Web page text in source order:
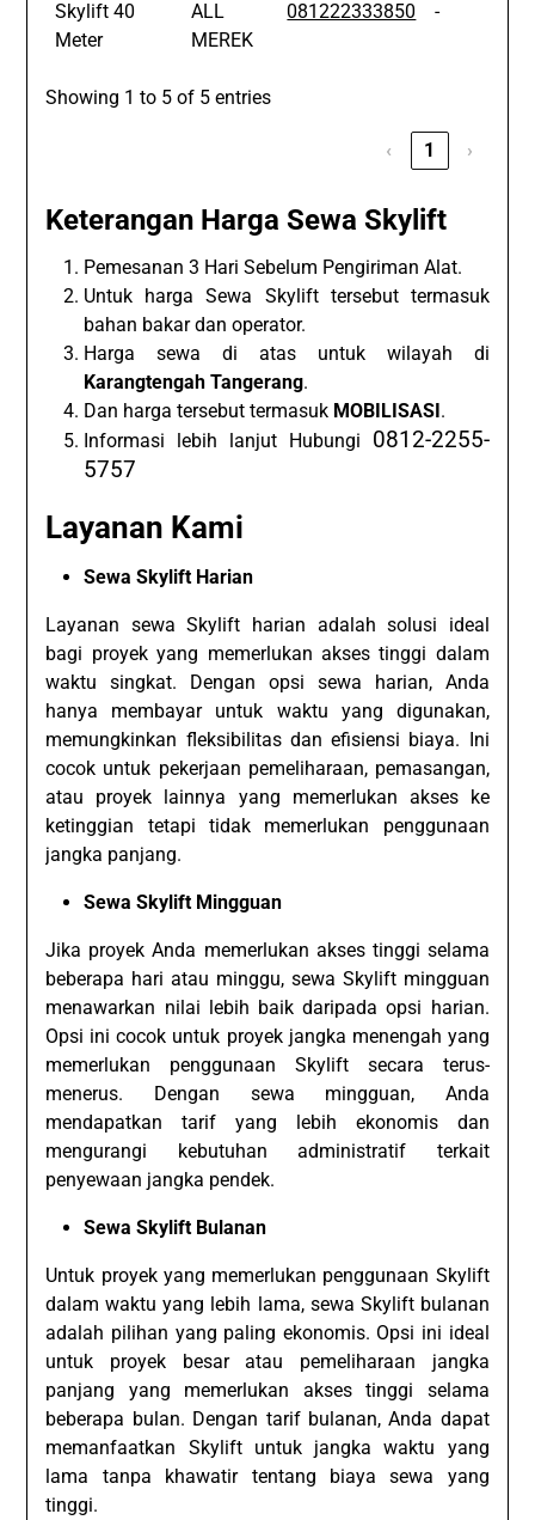
Skylift 40
Meter
ALL
MEREK
081222333850 -
Showing 1 to 5 of 5 entries
‹ 1 ›
Keterangan Harga Sewa Skylift
Pemesanan 3 Hari Sebelum Pengiriman Alat.
Untuk harga Sewa Skylift tersebut termasuk
bahan bakar dan operator.
Harga sewa di atas untuk wilayah di
Karangtengah Tangerang.
Dan harga tersebut termasuk MOBILISASI .
Informasi lebih lanjut Hubungi 0812-2255-
5757
Layanan Kami
Sewa Skylift Harian
Layanan sewa Skylift harian adalah solusi ideal
bagi proyek yang memerlukan akses tinggi dalam
waktu singkat. Dengan opsi sewa harian, Anda
hanya membayar untuk waktu yang digunakan,
memungkinkan fleksibilitas dan efisiensi biaya. Ini
cocok untuk pekerjaan pemeliharaan, pemasangan,
atau proyek lainnya yang memerlukan akses ke
ketinggian tetapi tidak memerlukan penggunaan
jangka panjang.
Sewa Skylift Mingguan
Jika proyek Anda memerlukan akses tinggi selama
beberapa hari atau minggu, sewa Skylift mingguan
menawarkan nilai lebih baik daripada opsi harian.
Opsi ini cocok untuk proyek jangka menengah yang
memerlukan penggunaan Skylift secara terus-
menerus. Dengan sewa mingguan, Anda
mendapatkan tarif yang lebih ekonomis dan
mengurangi kebutuhan administratif terkait
penyewaan jangka pendek.
Sewa Skylift Bulanan
Untuk proyek yang memerlukan penggunaan Skylift
dalam waktu yang lebih lama, sewa Skylift bulanan
adalah pilihan yang paling ekonomis. Opsi ini ideal
untuk proyek besar atau pemeliharaan jangka
panjang yang memerlukan akses tinggi selama
beberapa bulan. Dengan tarif bulanan, Anda dapat
memanfaatkan Skylift untuk jangka waktu yang
lama tanpa khawatir tentang biaya sewa yang
tinggi.